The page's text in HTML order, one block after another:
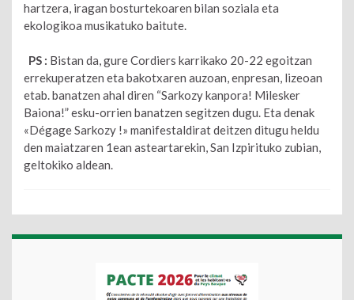
hartzera, iragan bosturtekoaren bilan soziala eta
ekologikoa musikatuko baitute.
PS : Bistan da, gure Cordiers karrikako 20-22 egoitzan
errekuperatzen eta bakotxaren auzoan, enpresan, lizeoan
etab. banatzen ahal diren “Sarkozy kanpora! Milesker
Baiona!” esku-orrien banatzen segitzen dugu. Eta denak
«Dégage Sarkozy !» manifestaldirat deitzen ditugu heldu
den maiatzaren 1ean asteartarekin, San Izpirituko zubian,
geltokiko aldean.